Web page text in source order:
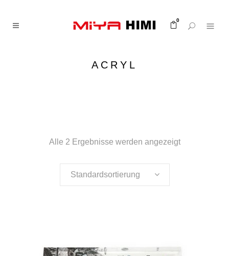
0
ACRYL
Alle 2 Ergebnisse werden angezeigt
Standardsortierung